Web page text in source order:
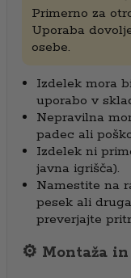
Primerno za
Uporaba
osebe.
Izdelek mora
uporabo v
Nepravilna
padec ali
Izdelek ni
javna igrišča).
Namestite na
pesek ali
preverjajte
⚙️ Montaža